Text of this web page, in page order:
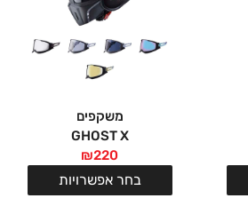
משקפים
GHOST X
₪220
בחר אפשרויות